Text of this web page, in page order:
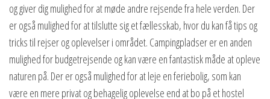
og giver dig mulighed for at møde andre rejsende fra hele verden. Der
er også mulighed for at tilslutte sig et fællesskab, hvor du kan få tips og
tricks til rejser og oplevelser i området. Campingpladser er en anden
mulighed for budgetrejsende og kan være en fantastisk måde at opleve
naturen på. Der er også mulighed for at leje en feriebolig, som kan
være en mere privat og behagelig oplevelse end at bo på et hostel